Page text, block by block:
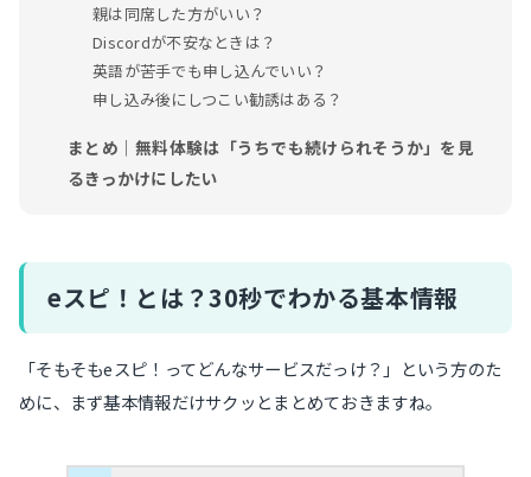
親は同席した方がいい？
Discordが不安なときは？
英語が苦手でも申し込んでいい？
申し込み後にしつこい勧誘はある？
まとめ｜無料体験は「うちでも続けられそうか」を見
るきっかけにしたい
eスピ！とは？30秒でわかる基本情報
「そもそもeスピ！ってどんなサービスだっけ？」という方のた
めに、まず基本情報だけサクッとまとめておきますね。